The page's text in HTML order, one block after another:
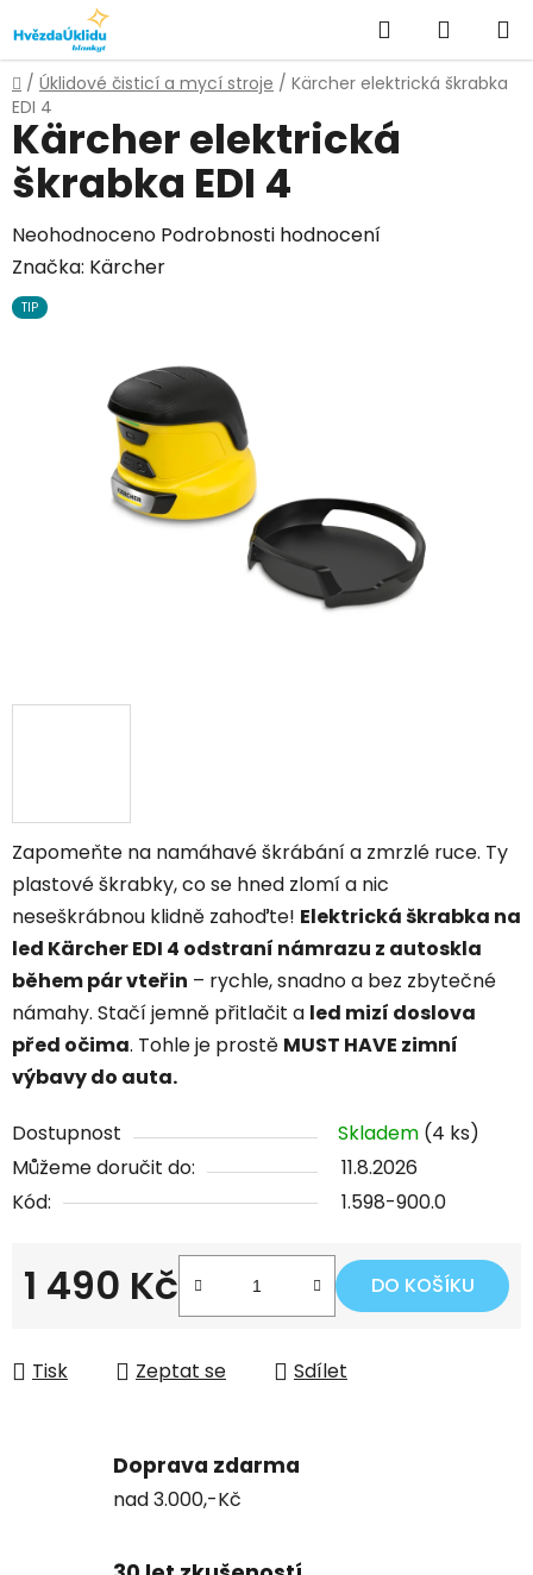
na
obsah
Hledat
KOŠÍK
Domů
/ Úklidové čisticí a mycí stroje / Kärcher elektrická škrabka
EDI 4
Zapomeňte na namáhavé škrábání a zmrzlé ruce. Ty
plastové škrabky, co se hned zlomí a nic
neseškrábnou klidně zahoďte! Elektrická škrabka na
led Kärcher EDI 4 odstraní námrazu z autoskla
během pár vteřin – rychle, snadno a bez zbytečné
námahy. Stačí jemně přitlačit a led mizí doslova
před očima. Tohle je prostě MUST HAVE zimní
výbavy do auta.
Dostupnost Skladem (4 ks)
Můžeme doručit do:
11.8.2026
Kód:
1.598-900.0
1 490 Kč DO KOŠÍKU
Tisk Zeptat se Sdílet
Kärcher elektrická
škrabka EDI 4
Průměrné
hodnocení
produktu
Neohodnoceno Podrobnosti hodnocení
Značka: Kärcher
TIP
Doprava zdarma
nad 3.000,-Kč